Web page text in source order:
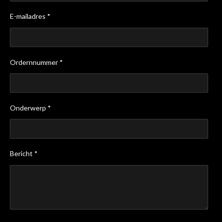
E-mailadres *
Ordernnummer *
Onderwerp *
Bericht *